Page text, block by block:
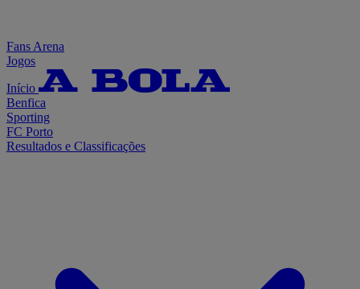
Fans Arena
Jogos
Início
Benfica
Sporting
FC Porto
Resultados e Classificações